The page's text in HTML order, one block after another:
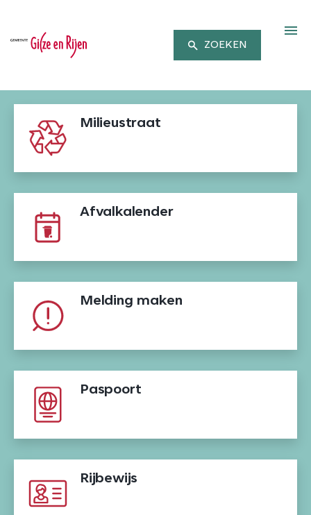
ZOEKEN
Milieustraat
Afvalkalender
Melding maken
Paspoort
Rijbewijs